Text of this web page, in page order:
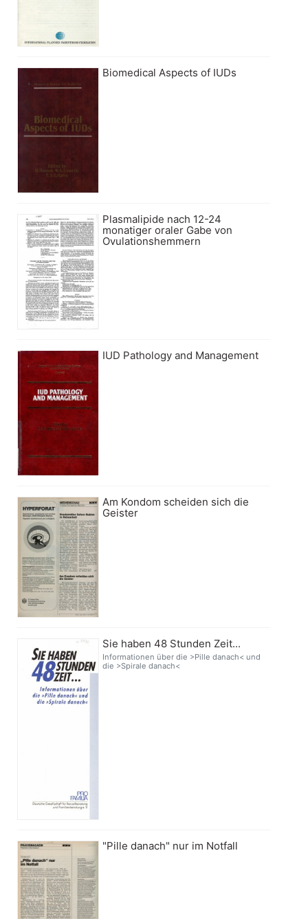
Biomedical Aspects of IUDs
Plasmalipide nach 12-24
monatiger oraler Gabe von
Ovulationshemmern
IUD Pathology and Management
Am Kondom scheiden sich die
Geister
Sie haben 48 Stunden Zeit...
Informationen über die >Pille danach< und
die >Spirale danach<
"Pille danach" nur im Notfall